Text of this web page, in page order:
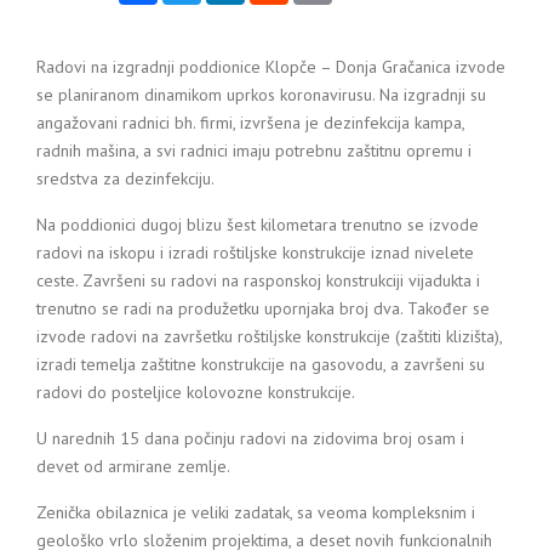
Radovi na izgradnji poddionice Klopče – Donja Gračanica izvode
se planiranom dinamikom uprkos koronavirusu. Na izgradnji su
angažovani radnici bh. firmi, izvršena je dezinfekcija kampa,
radnih mašina, a svi radnici imaju potrebnu zaštitnu opremu i
sredstva za dezinfekciju.
Na poddionici dugoj blizu šest kilometara trenutno se izvode
radovi na iskopu i izradi roštiljske konstrukcije iznad nivelete
ceste. Završeni su radovi na rasponskoj konstrukciji vijadukta i
trenutno se radi na produžetku upornjaka broj dva. Također se
izvode radovi na završetku roštiljske konstrukcije (zaštiti klizišta),
izradi temelja zaštitne konstrukcije na gasovodu, a završeni su
radovi do posteljice kolovozne konstrukcije.
U narednih 15 dana počinju radovi na zidovima broj osam i
devet od armirane zemlje.
Zenička obilaznica je veliki zadatak, sa veoma kompleksnim i
geološko vrlo složenim projektima, a deset novih funkcionalnih